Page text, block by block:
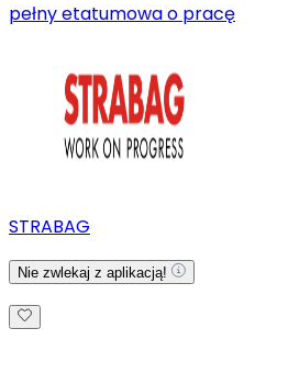
pełny etatumowa o pracę
STRABAG
Nie zwlekaj z aplikacją!